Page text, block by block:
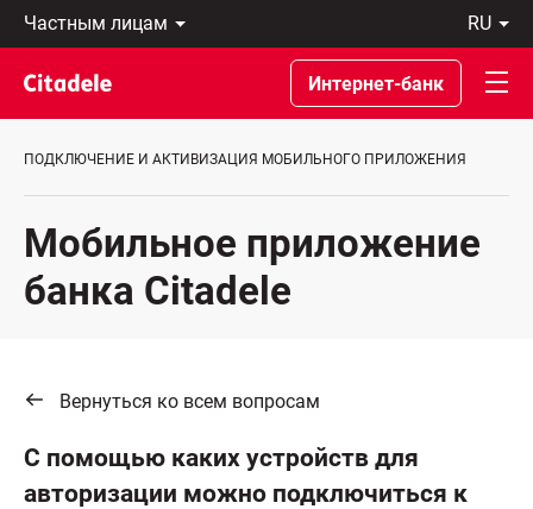
Частным
лицам
Предприятиям
Private
Banking
банке
ru
Latviski
По-
русски
In
Интернет-банк
ПОДКЛЮЧЕНИЕ И АКТИВИЗАЦИЯ МОБИЛЬНОГО ПРИЛОЖЕНИЯ
Мобильное приложение
банка Citadelе
Вернуться ко всем вопросам
С помощью каких устройств для
авторизации можно подключиться к